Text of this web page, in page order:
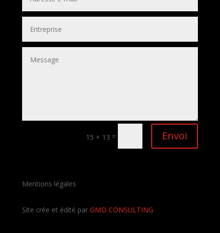
15 + 13 = Envoi
Mentions légales
Site crée et édité par GMD CONSULTING